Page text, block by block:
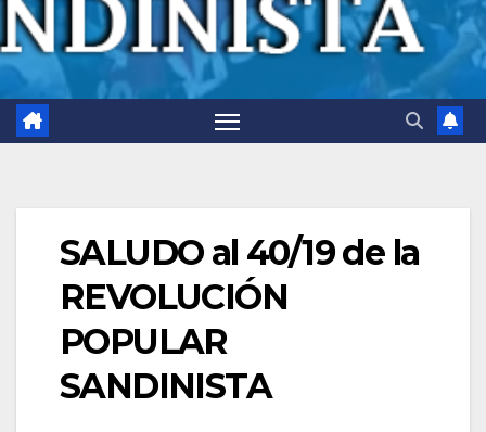
SALUDO al 40/19 de la
REVOLUCIÓN
POPULAR
SANDINISTA